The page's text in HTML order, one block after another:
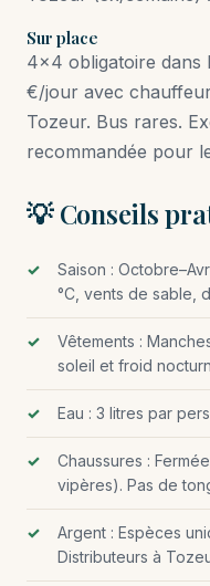
Sur place
4×4 obligatoire dans
€/jour avec
Tozeur. Bus rares.
recommandée pour
💡 Conseils
Saison :
°C, vents de sable,
Vêtements :
soleil et froid
Eau : 3 litres par
Chaussures :
vipères). Pas de
Argent : Espèces
Distributeurs à